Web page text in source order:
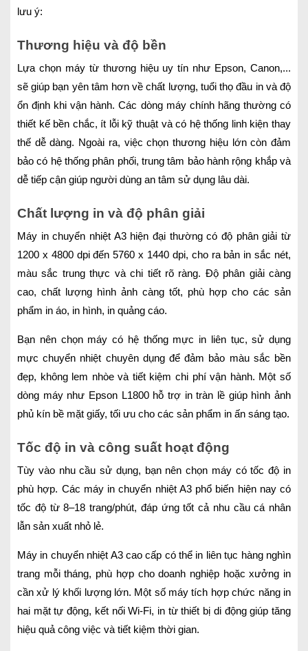
lưu ý:
Thương hiệu và độ bền
Lựa chọn máy từ thương hiệu uy tín như Epson, Canon,...
sẽ giúp bạn yên tâm hơn về chất lượng, tuổi thọ đầu in và độ
ổn định khi vận hành. Các dòng máy chính hãng thường có
thiết kế bền chắc, ít lỗi kỹ thuật và có hệ thống linh kiện thay
thế dễ dàng. Ngoài ra, việc chọn thương hiệu lớn còn đảm
bảo có hệ thống phân phối, trung tâm bảo hành rộng khắp và
dễ tiếp cận giúp người dùng an tâm sử dụng lâu dài.
Chất lượng in và độ phân giải
Máy in chuyển nhiệt A3 hiện đại thường có độ phân giải từ
1200 x 4800 dpi đến 5760 x 1440 dpi, cho ra bản in sắc nét,
màu sắc trung thực và chi tiết rõ ràng. Độ phân giải càng
cao, chất lượng hình ảnh càng tốt, phù hợp cho các sản
phẩm in áo, in hình, in quảng cáo.
Bạn nên chọn máy có hệ thống mực in liên tục, sử dụng
mực chuyển nhiệt chuyên dụng để đảm bảo màu sắc bền
đẹp, không lem nhòe và tiết kiệm chi phí vận hành. Một số
dòng máy như Epson L1800 hỗ trợ in tràn lề giúp hình ảnh
phủ kín bề mặt giấy, tối ưu cho các sản phẩm in ấn sáng tạo.
Tốc độ in và công suất hoạt động
Tùy vào nhu cầu sử dụng, bạn nên chọn máy có tốc độ in
phù hợp. Các máy in chuyển nhiệt A3 phổ biến hiện nay có
tốc độ từ 8–18 trang/phút, đáp ứng tốt cả nhu cầu cá nhân
lẫn sản xuất nhỏ lẻ.
Máy in chuyển nhiệt A3 cao cấp có thể in liên tục hàng nghìn
trang mỗi tháng, phù hợp cho doanh nghiệp hoặc xưởng in
cần xử lý khối lượng lớn. Một số máy tích hợp chức năng in
hai mặt tự động, kết nối Wi-Fi, in từ thiết bị di động giúp tăng
hiệu quả công việc và tiết kiệm thời gian.